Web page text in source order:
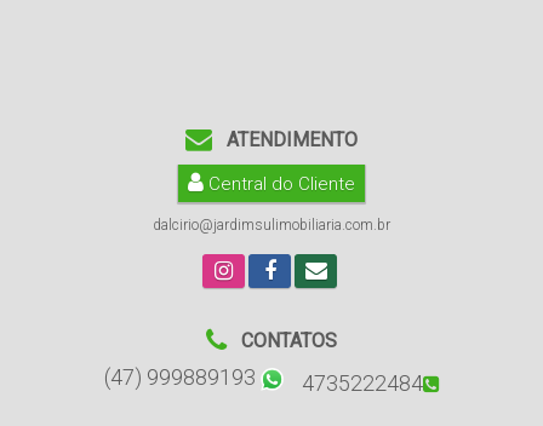
ATENDIMENTO
Central do Cliente
dalcirio@jardimsulimobiliaria.com.br
CONTATOS
(47) 999889193 4735222484